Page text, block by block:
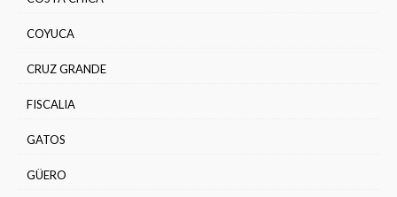
COYUCA
CRUZ GRANDE
FISCALIA
GATOS
GÜERO